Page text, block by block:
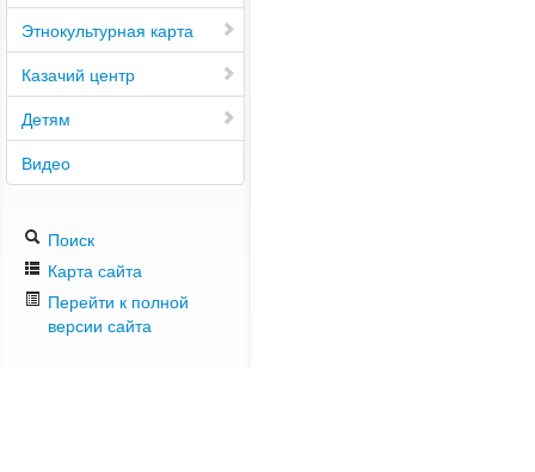
Этнокультурная карта
Казачий центр
Детям
Видео
Поиск
Карта сайта
Перейти к полной
версии сайта